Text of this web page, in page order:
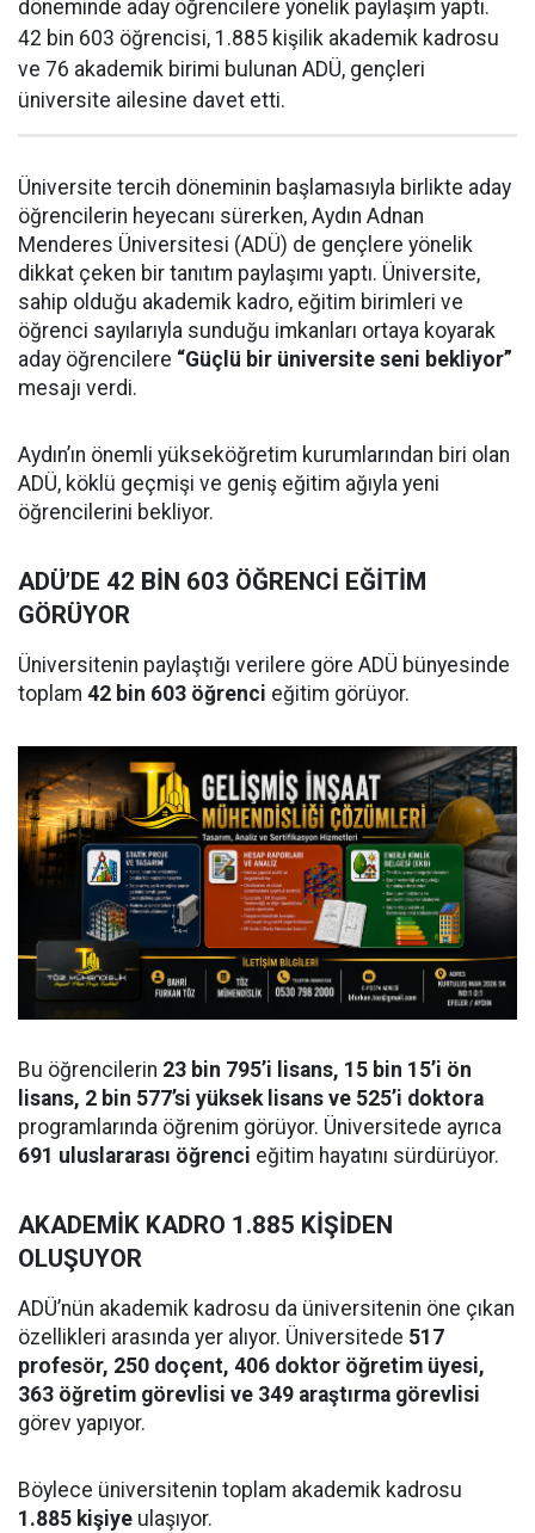
döneminde aday öğrencilere yönelik paylaşım yaptı.
42 bin 603 öğrencisi, 1.885 kişilik akademik kadrosu
ve 76 akademik birimi bulunan ADÜ, gençleri
üniversite ailesine davet etti.
Üniversite tercih döneminin başlamasıyla birlikte aday
öğrencilerin heyecanı sürerken, Aydın Adnan
Menderes Üniversitesi (ADÜ) de gençlere yönelik
dikkat çeken bir tanıtım paylaşımı yaptı. Üniversite,
sahip olduğu akademik kadro, eğitim birimleri ve
öğrenci sayılarıyla sunduğu imkanları ortaya koyarak
aday öğrencilere “Güçlü bir üniversite seni bekliyor”
mesajı verdi.
Aydın’ın önemli yükseköğretim kurumlarından biri olan
ADÜ, köklü geçmişi ve geniş eğitim ağıyla yeni
öğrencilerini bekliyor.
ADÜ’DE 42 BİN 603 ÖĞRENCİ EĞİTİM
GÖRÜYOR
Üniversitenin paylaştığı verilere göre ADÜ bünyesinde
toplam 42 bin 603 öğrenci eğitim görüyor.
Bu öğrencilerin 23 bin 795’i lisans, 15 bin 15’i ön
lisans, 2 bin 577’si yüksek lisans ve 525’i doktora
programlarında öğrenim görüyor. Üniversitede ayrıca
691 uluslararası öğrenci eğitim hayatını sürdürüyor.
AKADEMİK KADRO 1.885 KİŞİDEN
OLUŞUYOR
ADÜ’nün akademik kadrosu da üniversitenin öne çıkan
özellikleri arasında yer alıyor. Üniversitede 517
profesör, 250 doçent, 406 doktor öğretim üyesi,
363 öğretim görevlisi ve 349 araştırma görevlisi
görev yapıyor.
Böylece üniversitenin toplam akademik kadrosu
1.885 kişiye ulaşıyor.